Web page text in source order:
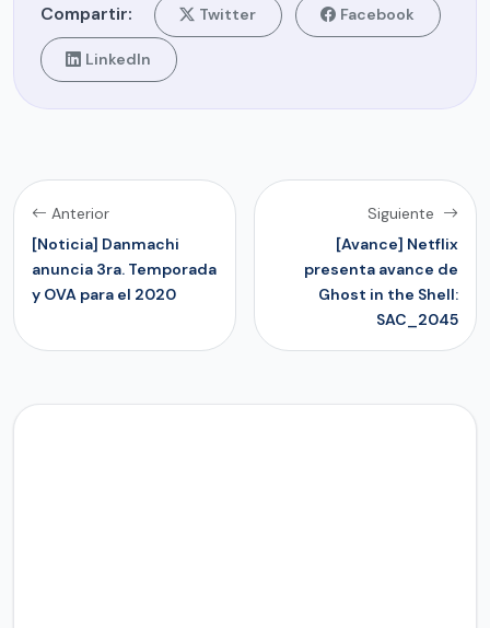
Compartir: Twitter Facebook
LinkedIn
Anterior
[Noticia] Danmachi
anuncia 3ra. Temporada
y OVA para el 2020
Siguiente
[Avance] Netflix
presenta avance de
Ghost in the Shell:
SAC_2045